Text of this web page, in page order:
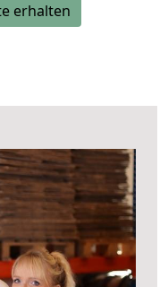
erhalten